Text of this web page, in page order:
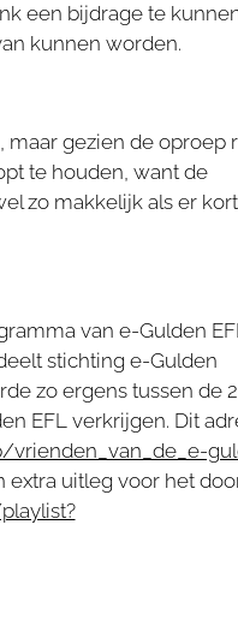
een bijdrage te
kunnen worden.
maar gezien de oproep
te houden, want de
zo makkelijk als er
van e-Gulden
stichting e-Gulden
zo ergens tussen de
EFL verkrijgen. Dit
extra uitleg voor het